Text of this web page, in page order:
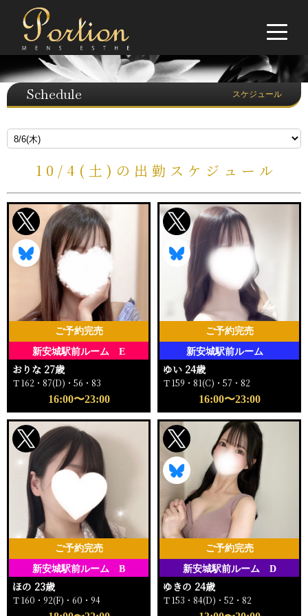
Schedule スケジュール
10/4(土)の出勤スケジュール
新安城駅前ルーム E
ご予約完売
おりな 27歳
Ｔ162・87(D)・56・83
16:00〜23:00
新安城駅前ルーム
ご予約完売
ゆい 24歳
Ｔ159・81(C)・57・82
16:00〜23:00
新安城駅前ルーム B
ご予約完売
ほの 23歳
Ｔ160・92(F)・60・94
新安城駅前ルーム D
ご予約完売
ゆきの 24歳
Ｔ153・84(D)・52・82